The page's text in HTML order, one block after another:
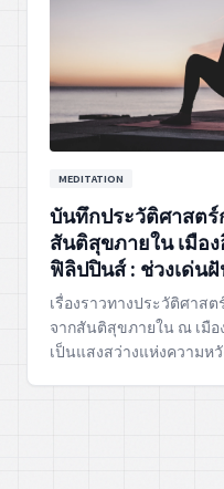
MEDITATION
บันทึกประวัติศาสต
สันติสุขภายใน เมือ
ฟิลิปปินส์ : ช่วงเด่น
เรื่องราวทางประวัติศาส
จากสันติสุขภายใน ณ เมื
เป็นแสงสว่างแห่งความห